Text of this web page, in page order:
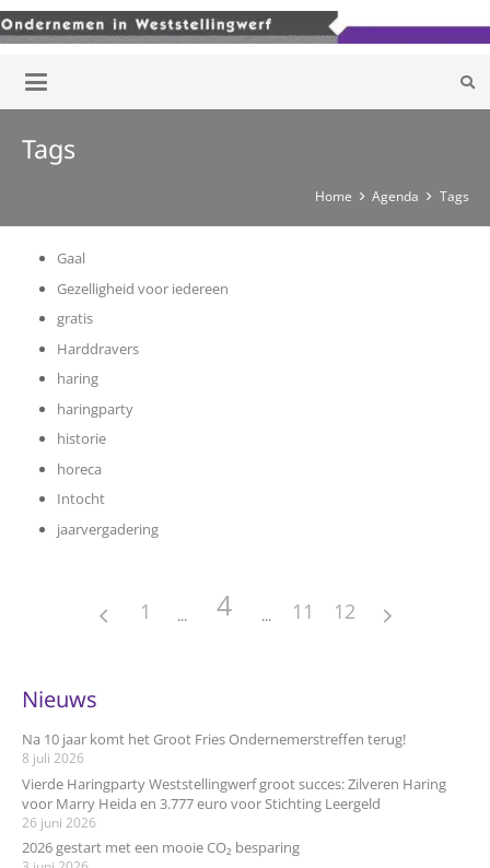
Tags
Home Agenda Tags
Gaal
Gezelligheid voor iedereen
gratis
Harddravers
haring
haringparty
historie
horeca
Intocht
jaarvergadering
1 4 11 12
Nieuws
Na 10 jaar komt het Groot Fries Ondernemerstreffen terug!
8 juli 2026
Vierde Haringparty Weststellingwerf groot succes: Zilveren Haring
voor Marry Heida en 3.777 euro voor Stichting Leergeld
26 juni 2026
2026 gestart met een mooie CO₂ besparing